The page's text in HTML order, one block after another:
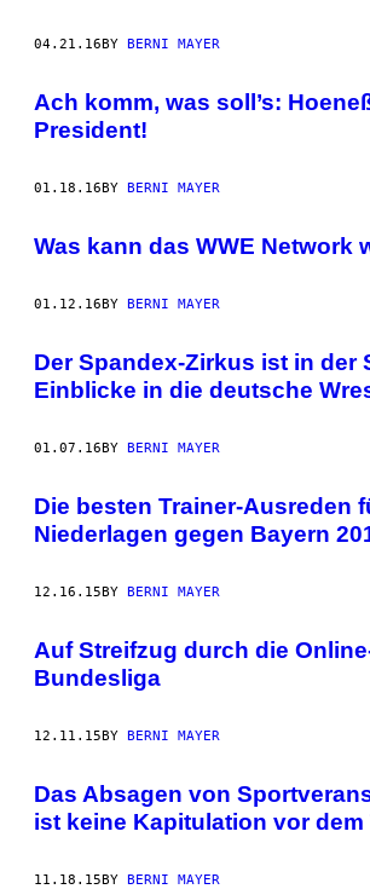
04.21.16BY BERNI MAYER
Ach komm, was soll’s:
President!
01.18.16BY BERNI MAYER
Was kann das WWE Network
01.12.16BY BERNI MAYER
Der Spandex-Zirkus ist in der
Einblicke in die deutsche
01.07.16BY BERNI MAYER
Die besten Trainer-Ausreden
Niederlagen gegen Bayern
12.16.15BY BERNI MAYER
Auf Streifzug durch die
Bundesliga
12.11.15BY BERNI MAYER
Das Absagen von
ist keine Kapitulation vor dem
11.18.15BY BERNI MAYER